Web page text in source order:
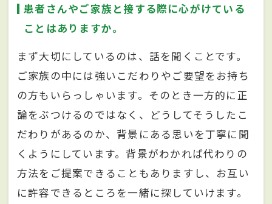
患者さんやご家族と接する際に心がけている
ことはありますか。
まず大切にしているのは、話を聞くことです。
ご家族の中には強いこだわりやご要望をお持ち
の方もいらっしゃいます。そのとき一方的に正
論をぶつけるのではなく、どうしてそうしたこ
だわりがあるのか、背景にある思いを丁寧に聞
くようにしています。背景がわかれば代わりの
方法をご提案できることもありますし、お互い
に許容できるところを一緒に探していけます。